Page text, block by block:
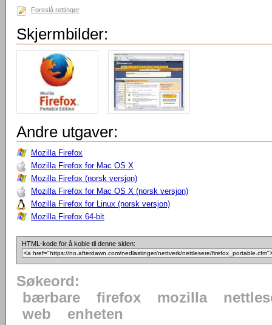
Foreslå rettinger
Skjermbilder:
Andre utgaver:
Mozilla Firefox
Mozilla Firefox for Mac OS X
Mozilla Firefox (norsk versjon)
Mozilla Firefox for Mac OS X (norsk versjon)
Mozilla Firefox for Linux (norsk versjon)
Mozilla Firefox 64-bit
HTML-kode for å koble til denne siden:
Søkeord:
bærbare
firefox mozilla
web
enheten